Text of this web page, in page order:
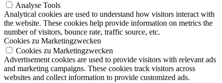
Analyse Tools
Analytical cookies are used to understand how visitors interact with
the website. These cookies help provide information on metrics the
number of visitors, bounce rate, traffic source, etc.
Cookies zu Marketingzwecken
Cookies zu Marketingzwecken
Advertisement cookies are used to provide visitors with relevant ads
and marketing campaigns. These cookies track visitors across
websites and collect information to provide customized ads.